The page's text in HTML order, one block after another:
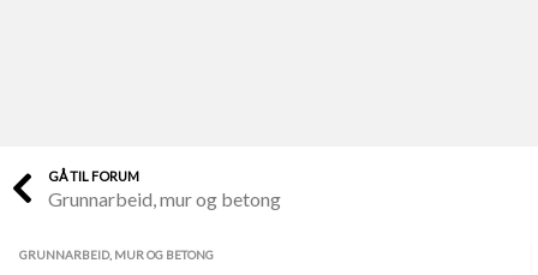
Finn håndverkere
GÅ TIL FORUM
Grunnarbeid, mur og betong
GRUNNARBEID, MUR OG BETONG